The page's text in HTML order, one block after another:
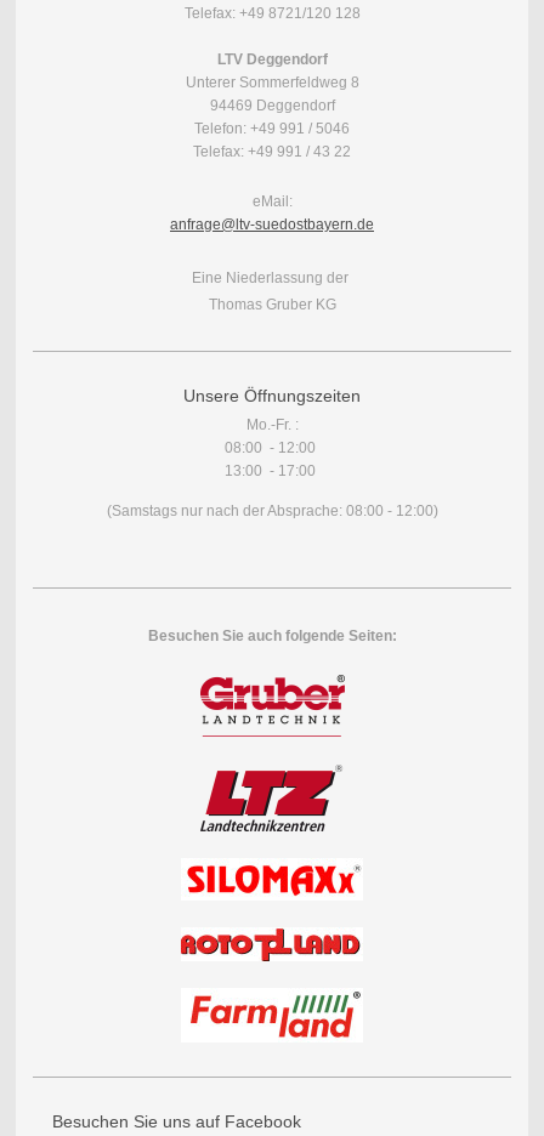
Telefax: +49 8721/120 128
LTV Deggendorf
Unterer Sommerfeldweg 8
94469 Deggendorf
Telefon: +49 991 / 5046
Telefax: +49 991 / 43 22
eMail:
anfrage@ltv-suedostbayern.de
Eine Niederlassung der
Thomas Gruber KG
Unsere Öffnungszeiten
Mo.-Fr. :
08:00 - 12:00
13:00 - 17:00
(Samstags nur nach der Absprache: 08:00 - 12:00)
Besuchen Sie auch folgende Seiten:
Besuchen Sie uns auf Facebook